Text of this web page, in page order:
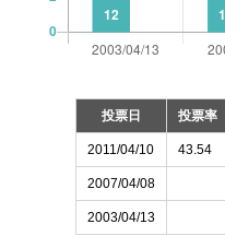
投票日 投票率
2011/04/10 43.54
2007/04/08
2003/04/13